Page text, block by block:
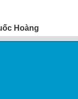
Hoàng